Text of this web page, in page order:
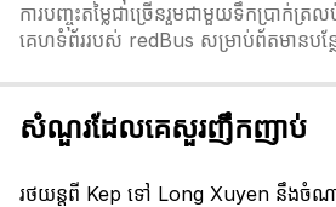
ការបញ្ចុះតម្លៃជាច្រើនរួមជាមួយទឹកប្រាក់
គេហទំព័ររបស់ redBus សម្រាប់ព័តមានបន្ថ
សំណួរដែលគេសួរញឹកញាប់
រថយន្តពី Kep ទៅ Long Xuyen នឹងចំណ